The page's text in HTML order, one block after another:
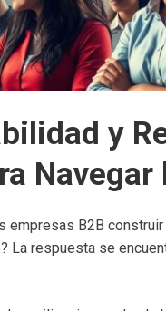
y
empresas B2B
La respuesta se